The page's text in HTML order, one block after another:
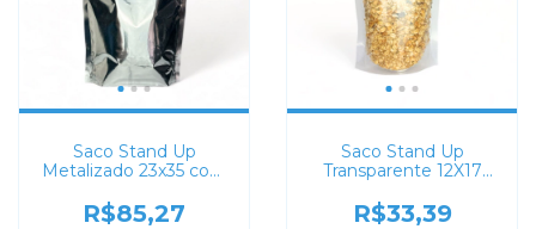
Saco Stand Up
Metalizado 23x35 com
R$85,27
Saco Stand Up
Transparente 12X17
R$33,39